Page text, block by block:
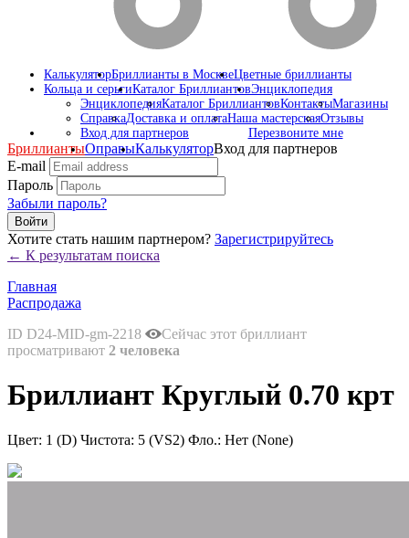
КалькуляторБриллианты в МосквеЦветные бриллианты
Кольца и серьгиКаталог БриллиантовЭнциклопедия
ЭнциклопедияКаталог БриллиантовКонтактыМагазины
СправкаДоставка и оплатаНаша мастерскаяОтзывы
Вход для партнеров
Перезвоните мне
БриллиантыОправыКалькуляторВход для партнеров
E-mail
Пароль
Забыли пароль?
Войти
Хотите стать нашим партнером? Зарегистрируйтесь
← К результатам поиска
Главная
Распродажа
ID D24-MID-gm-2218
Сейчас этот бриллиант
просматривают 2 человека
Бриллиант Круглый 0.70 крт
Цвет: 1 (D) Чистота: 5 (VS2) Фло.: Нет (None)